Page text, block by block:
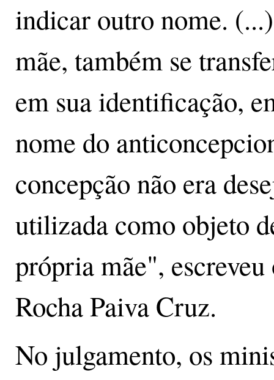
indicar outro nome.
mãe, também se
em sua identificação,
nome do
concepção não era
utilizada como objeto
própria mãe",
Rocha Paiva Cruz.
No julgamento, os